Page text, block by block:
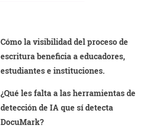
Cómo la visibilidad del proceso de
escritura beneficia a educadores,
estudiantes e instituciones.
¿Qué les falta a las herramientas de
detección de IA que sí detecta
DocuMark?